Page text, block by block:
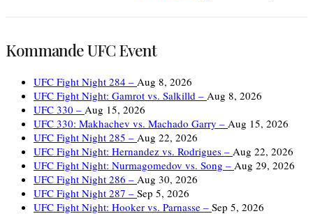
Kommande UFC Event
UFC Fight Night 284 – Aug 8, 2026
UFC Fight Night: Gamrot vs. Salkilld – Aug 8, 2026
UFC 330 – Aug 15, 2026
UFC 330: Makhachev vs. Machado Garry – Aug 15, 2026
UFC Fight Night 285 – Aug 22, 2026
UFC Fight Night: Hernandez vs. Rodrigues – Aug 22, 2026
UFC Fight Night: Nurmagomedov vs. Song – Aug 29, 2026
UFC Fight Night 286 – Aug 30, 2026
UFC Fight Night 287 – Sep 5, 2026
UFC Fight Night: Hooker vs. Parnasse – Sep 5, 2026